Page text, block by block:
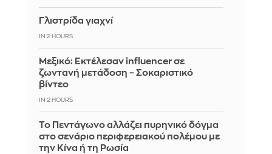
Γλιστρίδα γιαχνί
IN 2 HOURS
Μεξικό: Εκτέλεσαν influencer σε
ζωντανή μετάδοση – Σοκαριστικό
βίντεο
IN 2 HOURS
Το Πεντάγωνο αλλάζει πυρηνικό δόγμα
στο σενάριο περιφερειακού πολέμου με
την Κίνα ή τη Ρωσία